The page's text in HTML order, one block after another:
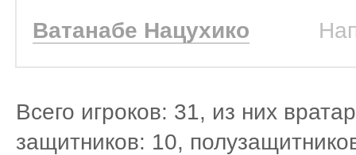
Ватанабе Нацухико
Всего игроков: 31, из них
защитников: 10,